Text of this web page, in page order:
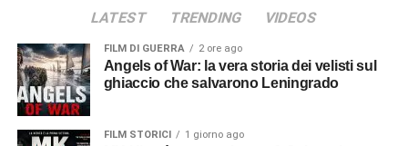
LATEST TRENDING VIDEOS
FILM DI GUERRA 2 ore ago
Angels of War: la vera storia dei velisti sul
ghiaccio che salvarono Leningrado
FILM STORICI 1 giorno ago